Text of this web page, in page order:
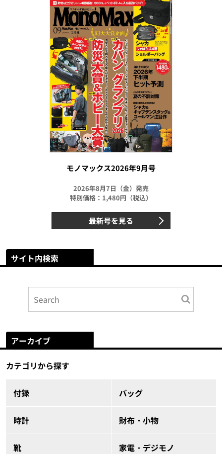
モノマックス2026年9月号
2026年8月7日（金）発売
特別価格：1,480円（税込）
最新号を見る
サイト内検索
アーカイブ
カテゴリから探す
付録 バッグ
時計 財布・小物
靴 家電・デジモノ